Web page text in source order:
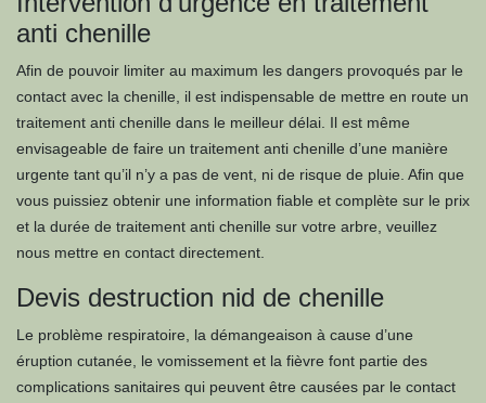
anti chenille
Afin de pouvoir limiter au maximum les dangers provoqués par le
contact avec la chenille, il est indispensable de mettre en route un
traitement anti chenille dans le meilleur délai. Il est même
envisageable de faire un traitement anti chenille d’une manière
urgente tant qu’il n’y a pas de vent, ni de risque de pluie. Afin que
vous puissiez obtenir une information fiable et complète sur le prix
et la durée de traitement anti chenille sur votre arbre, veuillez
nous mettre en contact directement.
Devis destruction nid de chenille
Le problème respiratoire, la démangeaison à cause d’une
éruption cutanée, le vomissement et la fièvre font partie des
complications sanitaires qui peuvent être causées par le contact